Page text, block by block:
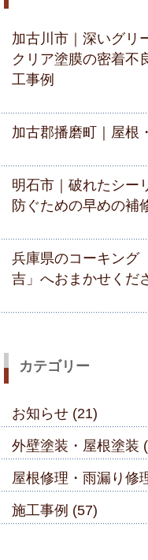
加古川市｜深いグリ
クリア塗膜の密着不
工事例
加古郡播磨町｜屋根
明石市｜破れたシー
防ぐための早めの補
兵庫県のコーキング
吉」へおまかせくだ
カテゴリー
お知らせ (21)
外壁塗装・屋根塗装
屋根修理・雨漏り修
施工事例 (57)